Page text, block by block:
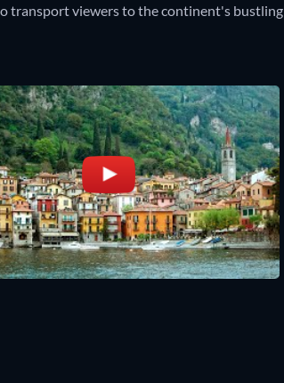
transport viewers to the continent's bustling